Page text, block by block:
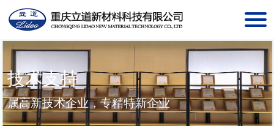
技术支持
属高新技术企业，专精特新企业